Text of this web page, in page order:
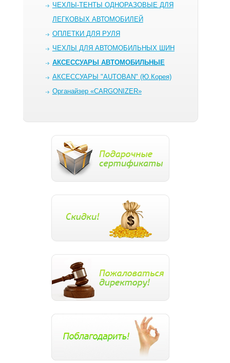
ЧЕХЛЫ-ТЕНТЫ ОДНОРАЗОВЫЕ ДЛЯ
ЛЕГКОВЫХ АВТОМОБИЛЕЙ
ОПЛЕТКИ ДЛЯ РУЛЯ
ЧЕХЛЫ ДЛЯ АВТОМОБИЛЬНЫХ ШИН
AКСЕССУАРЫ АВТОМОБИЛЬНЫЕ
АКСЕССУАРЫ "AUTOBAN" (Ю.Корея)
Органайзер «CARGONIZER»